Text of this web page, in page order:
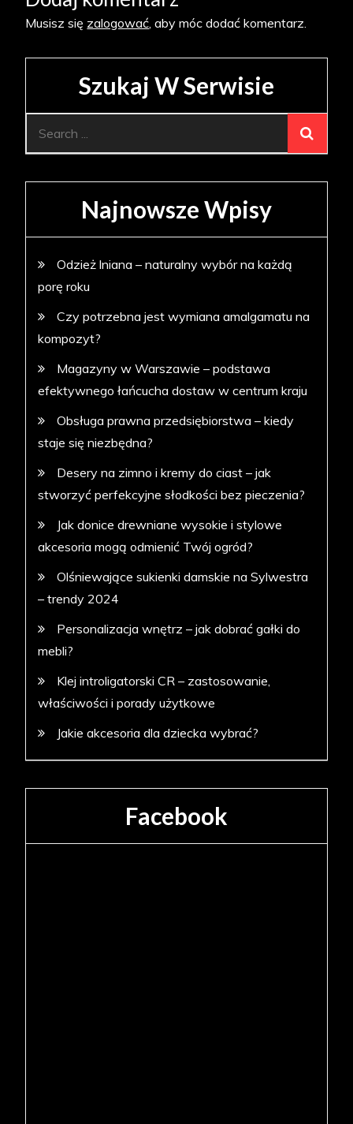
Musisz się zalogować , aby móc dodać komentarz.
Szukaj W Serwisie
Najnowsze Wpisy
Odzież lniana – naturalny wybór na każdą
porę roku
Czy potrzebna jest wymiana amalgamatu na
kompozyt?
Magazyny w Warszawie – podstawa
efektywnego łańcucha dostaw w centrum kraju
Obsługa prawna przedsiębiorstwa – kiedy
staje się niezbędna?
Desery na zimno i kremy do ciast – jak
stworzyć perfekcyjne słodkości bez pieczenia?
Jak donice drewniane wysokie i stylowe
akcesoria mogą odmienić Twój ogród?
Olśniewające sukienki damskie na Sylwestra
– trendy 2024
Personalizacja wnętrz – jak dobrać gałki do
mebli?
Klej introligatorski CR – zastosowanie,
właściwości i porady użytkowe
Jakie akcesoria dla dziecka wybrać?
Facebook